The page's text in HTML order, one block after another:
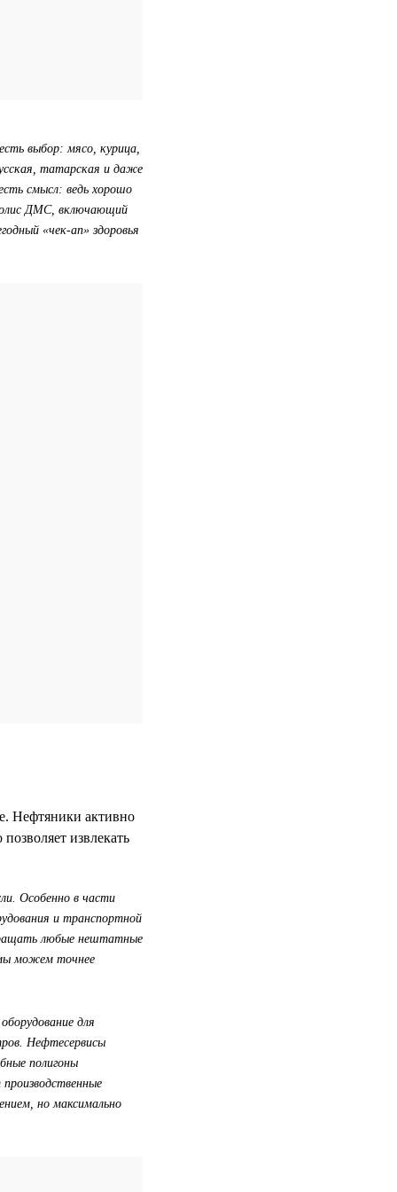
выбор: мясо, курица,
татарская и даже
смысл: ведь хорошо
ДМС, включающий
«чек-ап» здоровья
Нефтяники активно
извлекать
Особенно в части
и транспортной
любые нештатные
мы можем точнее
для
Нефтесервисы
полигоны
но максимально